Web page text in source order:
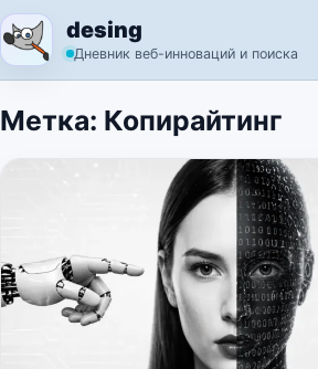
Перейти к содержимому
desing
Дневник веб-инноваций и поиска
Метка: Копирайтинг